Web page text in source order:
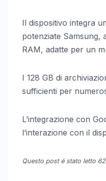
Il dispositivo integra
potenziate Samsung,
RAM, adatte per un
I 128 GB di
sufficienti per
L’integrazione con
l’interazione con il
Questo post é stato letto